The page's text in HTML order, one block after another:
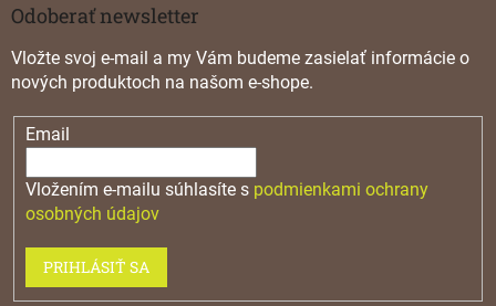
Odoberať newsletter
Vložte svoj e-mail a my Vám budeme zasielať informácie o
nových produktoch na našom e-shope.
Email
Vložením e-mailu súhlasíte s podmienkami ochrany
osobných údajov
PRIHLÁSIŤ SA